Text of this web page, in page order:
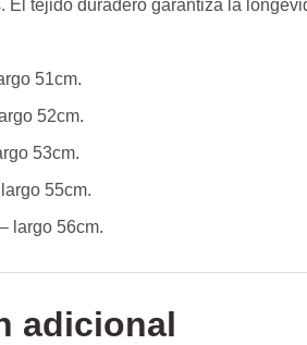
El tejido duradero garantiza la
51cm.
52cm.
53cm.
55cm.
largo 56cm.
adicional